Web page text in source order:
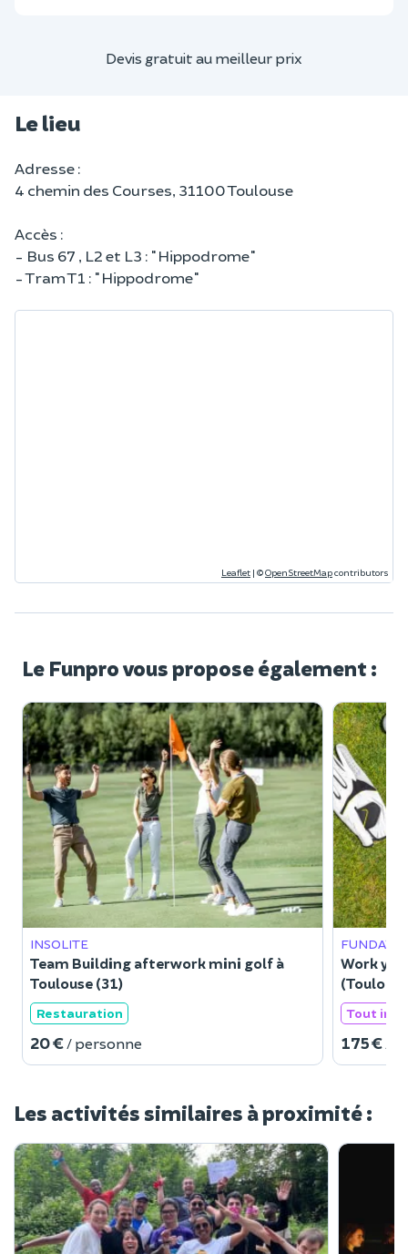
Devis gratuit au meilleur prix
Le lieu
Adresse :
4 chemin des Courses, 31100 Toulouse
Accès :
- Bus 67 , L2 et L3 : "Hippodrome"
- Tram T1 : "Hippodrome"
Leaflet | ©OpenStreetMapcontributors
Le Funpro vous propose également :
INSOLITE
Team Building afterwork mini golf à
Toulouse (31)
Restauration
20 € / personne
FUNDAYS
Work
Tout
175 €
Les activités similaires à proximité :